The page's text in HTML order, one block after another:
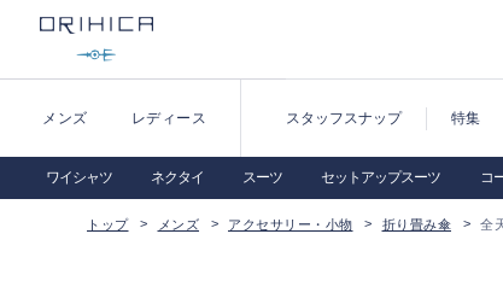
メンズ レディース スタッフスナップ 特集
ワイシャツ ネクタイ スーツ セットアップスーツ コ
トップ メンズ アクセサリー・小物 折り畳み傘 全